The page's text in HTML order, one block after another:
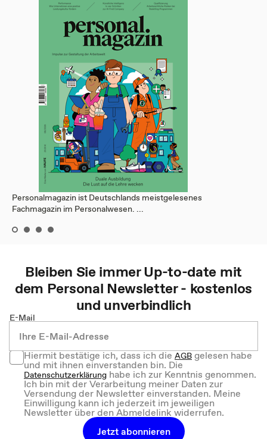
Personalmagazin ist Deutschlands meistgelesenes
Fachmagazin im Personalwesen. ...
Bleiben Sie immer Up-to-date mit
dem Personal Newsletter - kostenlos
und unverbindlich
E-Mail
Hiermit bestätige ich, dass ich dieAGBgelesen habe
und mit ihnen einverstanden bin. Die
Datenschutzerklärung habe ich zur Kenntnis genommen.
Ich bin mit der Verarbeitung meiner Daten zur
Versendung der Newsletter einverstanden. Meine
Einwilligung kann ich jederzeit im jeweiligen
Newsletter über den Abmeldelink widerrufen.
Jetzt abonnieren